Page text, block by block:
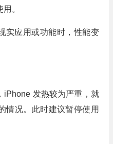
。
实应用或功能时，性能变
iPhone 发热较为严重，就
情况。此时建议暂停使用